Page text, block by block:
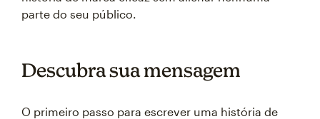
parte do seu público.
Descubra sua mensagem
O primeiro passo para escrever uma história de